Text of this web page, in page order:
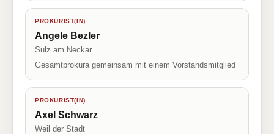
PROKURIST(IN)
Angele Bezler
Sulz am Neckar
Gesamtprokura gemeinsam mit einem Vorstandsmitglied
PROKURIST(IN)
Axel Schwarz
Weil der Stadt